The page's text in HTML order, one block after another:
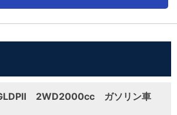
2WD2000cc ガソリン車